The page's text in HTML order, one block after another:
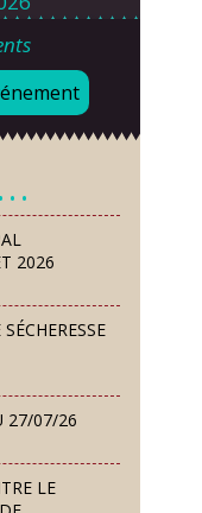
cours
des
2026
27/07/26
LE